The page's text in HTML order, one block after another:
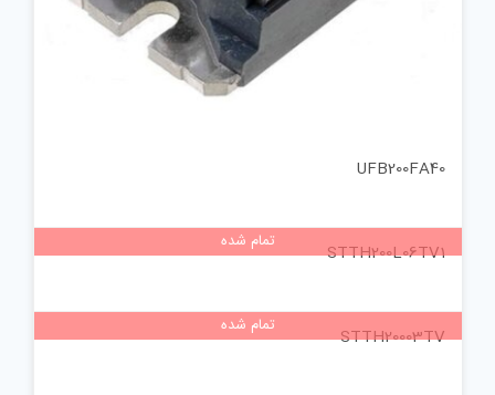
UFB200FA40
تمام شده STTH200L06TV1
تمام شده STTH20003TV